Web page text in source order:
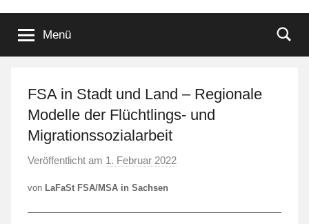
FSA/MSA
Sachsen
Menü
FSA in Stadt und Land – Regionale
Modelle der Flüchtlings- und
Migrationssozialarbeit
Veröffentlicht am 1. Februar 2022
L
von LaFaSt FSA/MSA in Sachsen